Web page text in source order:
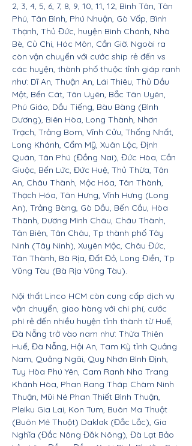
2, 3, 4, 5, 6, 7, 8, 9, 10, 11, 12, Bình Tân, Tân
Phú, Tân Bình, Phú Nhuận, Gò Vấp, Bình
Thạnh, Thủ Đức, huyện Bình Chánh, Nhà
Bè, Củ Chi, Hóc Môn, Cần Giờ. Ngoài ra
còn vận chuyển với cước ship rẻ đến vs
các huyện, thành phố thuộc tỉnh giáp ranh
như: Dĩ An, Thuận An, Lái Thiêu, Thủ Dầu
Một, Bến Cát, Tân Uyên, Bắc Tân Uyên,
Phú Giáo, Dầu Tiếng, Bàu Bàng (Bình
Dương), Biên Hòa, Long Thành, Nhơn
Trạch, Trảng Bom, Vĩnh Cửu, Thống Nhất,
Long Khánh, Cẩm Mỹ, Xuân Lộc, Định
Quán, Tân Phú (Đồng Nai), Đức Hòa, Cần
Giuộc, Bến Lức, Đức Huệ, Thủ Thừa, Tân
An, Châu Thành, Mộc Hóa, Tân Thành,
Thạch Hóa, Tân Hưng, Vĩnh Hưng (Long
An), Trảng Bàng, Gò Dầu, Bến Cầu, Hòa
Thành, Dương Minh Châu, Châu Thành,
Tân Biên, Tân Châu, Tp thành phố Tây
Ninh (Tây Ninh), Xuyên Mộc, Châu Đức,
Tân Thành, Bà Rịa, Đất Đỏ, Long Điền, Tp
Vũng Tàu (Bà Rịa Vũng Tàu).
Nội thất Linco HCM còn cung cấp dịch vụ
vận chuyển, giao hàng với chi phí, cước
phí rẻ đến nhiều huyện tỉnh thành từ Huế,
Đà Nẵng trở vào nam như: Thừa Thiên
Huế, Đà Nẵng, Hội An, Tam Kỳ tỉnh Quảng
Nam, Quảng Ngãi, Quy Nhơn Bình Định,
Tuy Hòa Phú Yên, Cam Ranh Nha Trang
Khánh Hòa, Phan Rang Tháp Chàm Ninh
Thuận, Mũi Né Phan Thiết Bình Thuận,
Pleiku Gia Lai, Kon Tum, Buôn Ma Thuột
(Buôn Mê Thuột) Daklak (Đắc Lắc), Gia
Nghĩa (Đắc Nông Đăk Nông), Đà Lạt Bảo